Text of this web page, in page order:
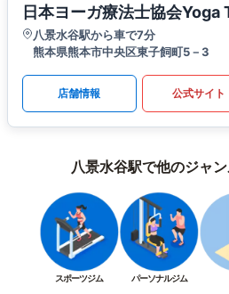
日本ヨーガ療法士協会
八景水谷駅から車で7分
熊本県熊本市中央区東子飼町5－3
店舗情報 公式サイト
八景水谷駅で他のジャ
スポーツジム パーソナルジム